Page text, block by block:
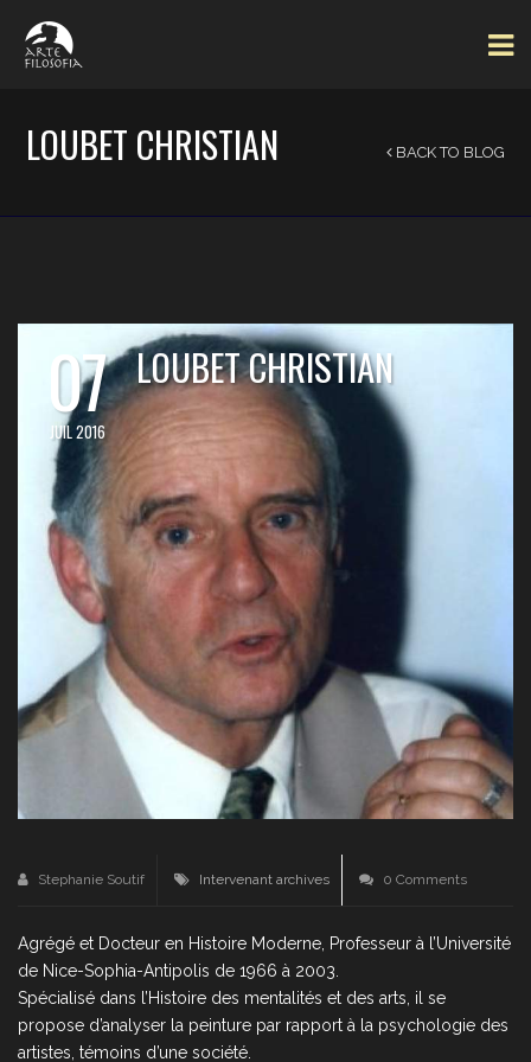
LOUBET CHRISTIAN BACK TO BLOG
07
JUIL 2016
LOUBET CHRISTIAN
Stephanie Soutif Intervenant archives 0 Comments
Agrégé et Docteur en Histoire Moderne, Professeur à l’Université
de Nice-Sophia-Antipolis de 1966 à 2003.
Spécialisé dans l’Histoire des mentalités et des arts, il se
propose d’analyser la peinture par rapport à la psychologie des
artistes, témoins d’une société.